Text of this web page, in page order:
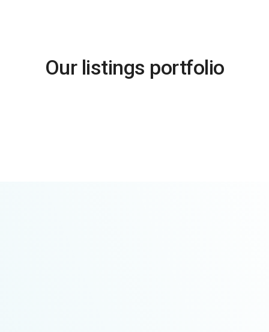
Our listings portfolio